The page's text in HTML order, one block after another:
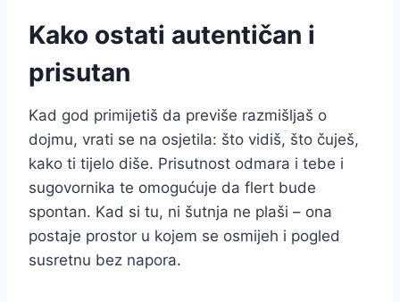
Kako ostati autentičan i
prisutan
Kad god primijetiš da previše razmišljaš o
dojmu, vrati se na osjetila: što vidiš, što čuješ,
kako ti tijelo diše. Prisutnost odmara i tebe i
sugovornika te omogućuje da flert bude
spontan. Kad si tu, ni šutnja ne plaši – ona
postaje prostor u kojem se osmijeh i pogled
susretnu bez napora.